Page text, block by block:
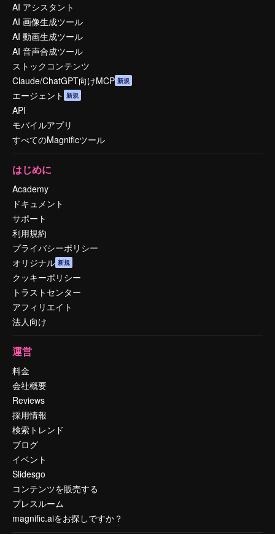
AI アシスタント
AI 画像生成ツール
AI 動画生成ツール
AI 音声合成ツール
ストックコンテンツ
Claude/ChatGPT向けMCP 新規
エージェント 新規
API
モバイルアプリ
すべてのMagnificツール
はじめに
Academy
ドキュメント
サポート
利用規約
プライバシーポリシー
オリジナル 新規
クッキーポリシー
トラストセンター
アフィリエイト
法人向け
運営
料金
会社概要
Reviews
採用情報
検索トレンド
ブログ
イベント
Slidesgo
コンテンツを販売する
プレスルーム
magnific.aiをお探しですか？